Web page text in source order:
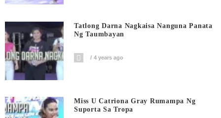
Tatlong Darna Nagkaisa Nanguna Panata
Ng Taumbayan
4 years ago
Miss U Catriona Gray Rumampa Ng
Suporta Sa Tropa